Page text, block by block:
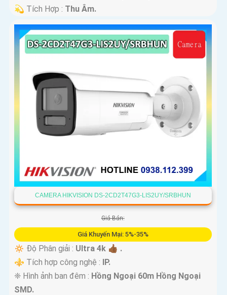
️💫 Tích Hợp : Thu Âm.
CAMERA HIKVISION DS-2CD2T47G3-LIS2UY/SRBHUN
Giá Bán:
Giá Khuyến Mại: 5%-35%
🔅 Độ Phân giải : Ultra 4k 👍🏾 .
⚜️ Tích hợp công nghệ : IP.
❈ Hình ảnh ban đêm : Hồng Ngoại 60m Hồng Ngoại
SMD.